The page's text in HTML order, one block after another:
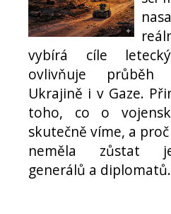
vybírá cíle
ovlivňuje
Ukrajině i v Gaze.
toho, co o
skutečně víme, a
neměla zůstat
generálů a diplomatů.